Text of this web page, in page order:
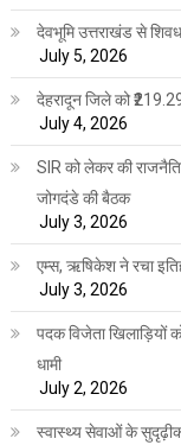
देवभूमि उत्तराखंड से
July 5, 2026
देहरादून जिले को
July 4, 2026
SIR को लेकर की
जोगदंडे की बैठक
July 3, 2026
एम्स, ऋषिकेश ने रचा
July 3, 2026
पदक विजेता खिलाड़ियों
धामी
July 2, 2026
स्वास्थ्य सेवाओं के